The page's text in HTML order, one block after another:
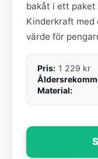
bakåt i ett
Kinderkraft
värde för
Pris: 1 229 kr
Material: